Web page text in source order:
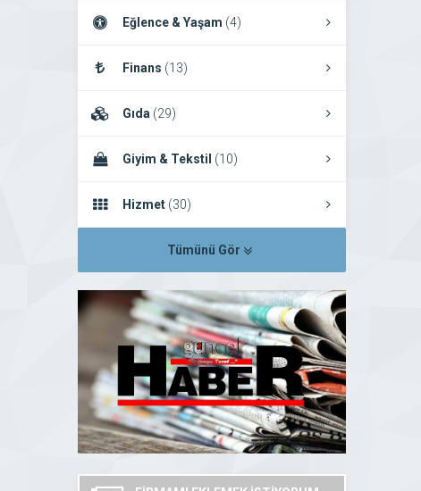
Eğlence & Yaşam (4)
Finans (13)
Gıda (29)
Giyim & Tekstil (10)
Hizmet (30)
Tümünü Gör